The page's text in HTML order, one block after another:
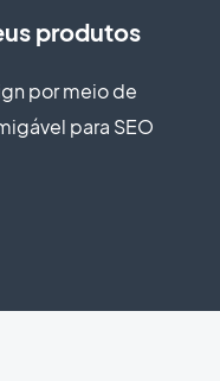
produtos
por meio de
para SEO